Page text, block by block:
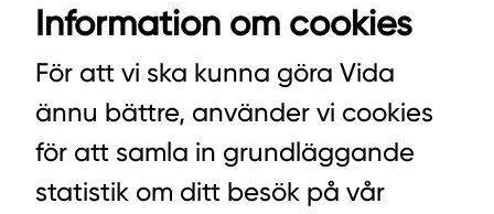
BOX 100
VÄXEL HUVUDKONTORET: 0472-439 00
VÄXEL PELLETS/STALLSTRÖ: 0393-216 50
Information om cookies
För att vi ska kunna göra Vida
ännu bättre, använder vi cookies
för att samla in grundläggande
statistik om ditt besök på vår